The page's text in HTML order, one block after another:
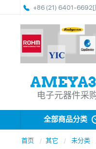
+86 (21) 6401-6692[
电子元器件采
全部商品分类
首页 其它 未分类